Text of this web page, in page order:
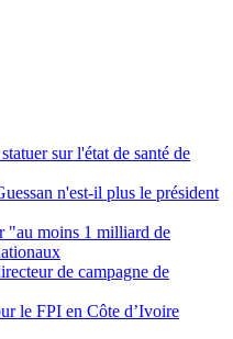
sur l'état de santé de
n'est-il plus le président
"au moins 1 milliard de
de campagne de
le FPI en Côte d’Ivoire